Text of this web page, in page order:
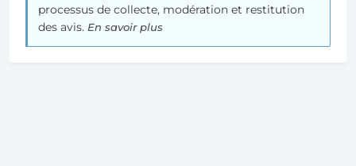
processus de collecte, modération et restitution
des avis. En savoir plus